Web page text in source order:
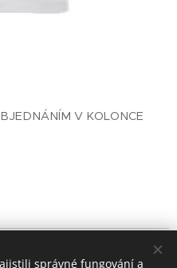
V KOLONCE
správné fungování a